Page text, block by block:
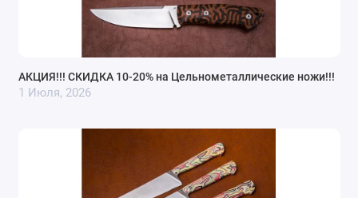
АКЦИЯ!!! СКИДКА 10-20% на Цельнометаллические ножи!!!
1 Июля, 2026